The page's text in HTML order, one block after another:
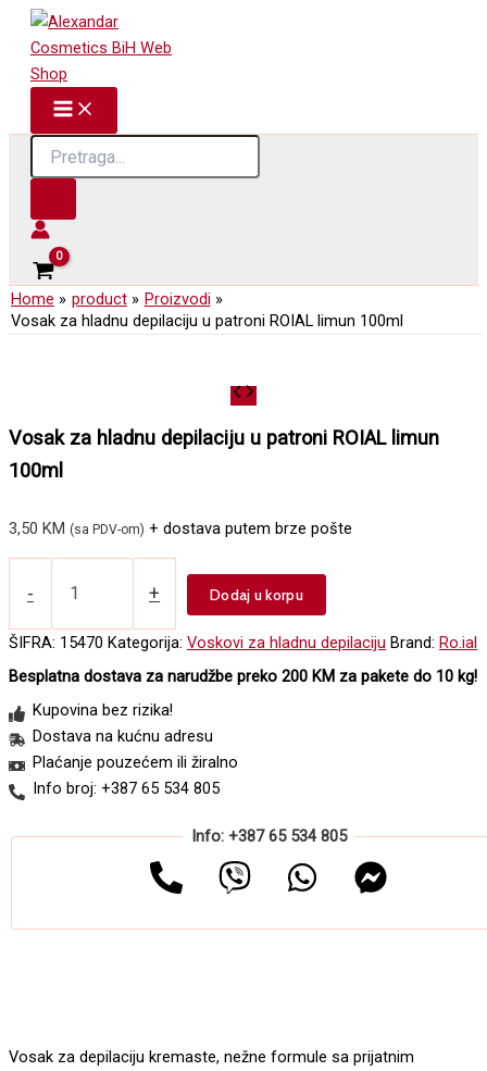
Skip
content
Products
search
Home product
Proizvodi
Vosak za hladnu depilaciju u patroni ROIAL limun 100ml
Vosak za hladnu depilaciju u patroni ROIAL limun
100ml
3,50 KM (sa PDV-om) + dostava putem brze pošte
-
depilaciju
u
patroni
limun
100ml
količina
+ Dodaj u korpu
ŠIFRA: 15470 Kategorija: Voskovi za hladnu depilaciju Brand: Ro.ial
Besplatna dostava za narudžbe preko 200 KM za pakete do 10 kg!
Kupovina bez rizika!
Dostava na kućnu adresu
Plaćanje pouzećem ili žiralno
Info broj: +387 65 534 805
Info: +387 65 534 805
Vosak za depilaciju kremaste, nežne formule sa prijatnim